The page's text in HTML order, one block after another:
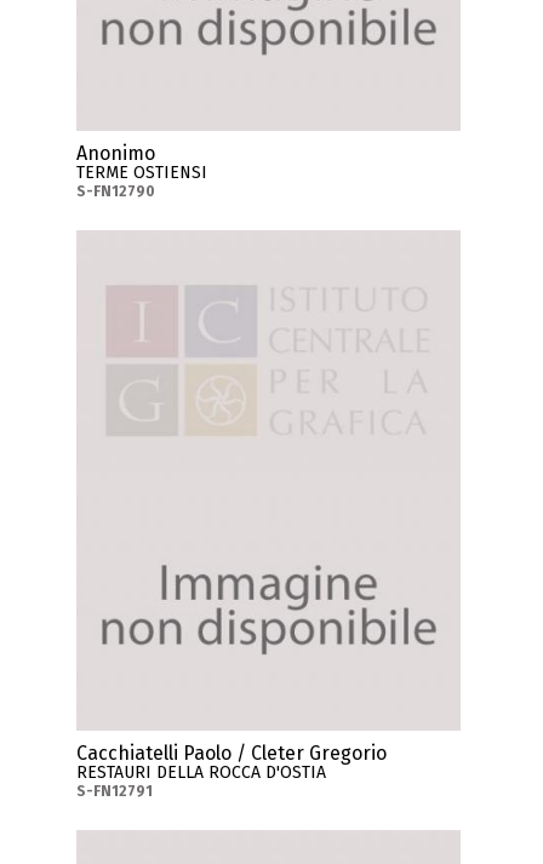
Anonimo
TERME OSTIENSI
S-FN12790
Cacchiatelli Paolo / Cleter Gregorio
RESTAURI DELLA ROCCA D'OSTIA
S-FN12791